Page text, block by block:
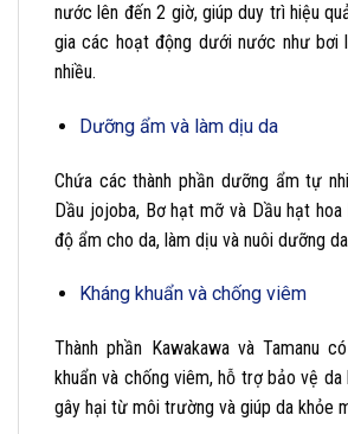
nước lên đến 2 giờ, giúp duy trì hiệu
gia các hoạt động dưới nước như bơi
nhiều.
Dưỡng ẩm và làm dịu da
Chứa các thành phần dưỡng ẩm tự
Dầu jojoba, Bơ hạt mỡ và Dầu hạt
độ ẩm cho da, làm dịu và nuôi dưỡng
Kháng khuẩn và chống viêm
Thành phần Kawakawa và Tamanu
khuẩn và chống viêm, hỗ trợ bảo vệ
gây hại từ môi trường và giúp da khỏe